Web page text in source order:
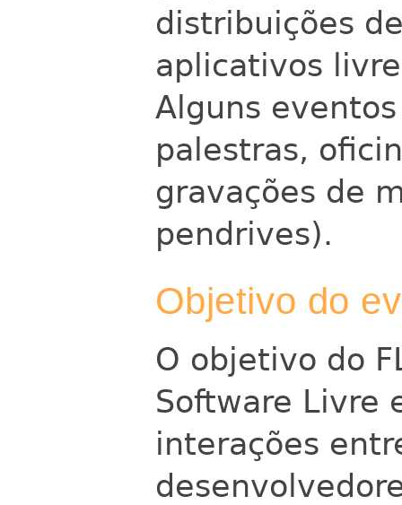
distribuições
aplicativos
Alguns
palestras,
gravações de
pendrives).
Objetivo do
O objetivo do
Software Livre
interações